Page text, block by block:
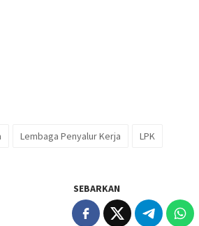
Lembaga Penyalur Kerja
LPK
SEBARKAN